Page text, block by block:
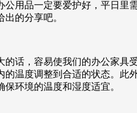
公用品一定要爱护好，平日里
的分享吧。
的话，容易使我们的办公家
的温度调整到合适的状态。此
环境的温度和湿度适宜。